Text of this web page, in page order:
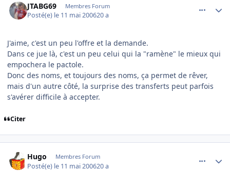
JTABG69 Membres Forum
Posté(e) le 11 mai 200620 a
J'aime, c'est un peu l'offre et la demande.
Dans ce jue là, c'est un peu celui qui la "ramène" le mieux qui
empochera le pactole.
Donc des noms, et toujours des noms, ça permet de rêver,
mais d'un autre côté, la surprise des transferts peut parfois
s'avérer difficile à accepter.
Citer
Hugo Membres Forum
Posté(e) le 11 mai 200620 a